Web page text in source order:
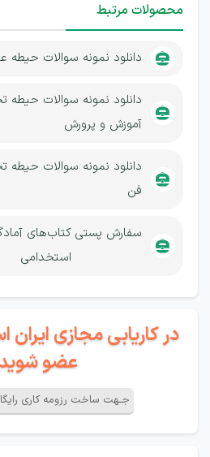
محصولات مرتبط
دانلود نمونه سوالات
دانلود نمونه سوالات
آموزش و پرورش
دانلود نمونه سوالات
فن
سفارش پستی کتاب‌های
استخدامی
در کاریابی مجازی ایران
عضو
جـهت ساخت رزومه کاری